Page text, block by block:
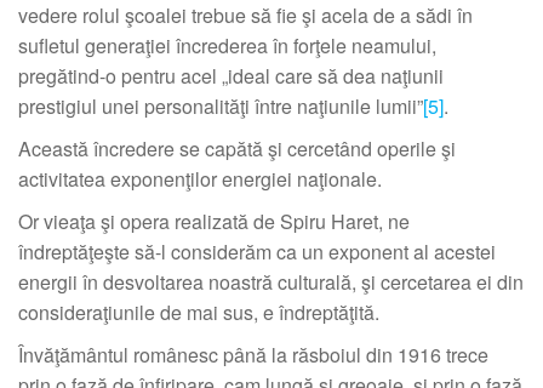
vedere rolul şcoalei trebue să fie şi acela de a sădi în
sufletul generaţiei încrederea în forţele neamului,
pregătind-o pentru acel „ideal care să dea naţiunii
prestigiul unei personalităţi între naţiunile lumii”[5].
Această încredere se capătă şi cercetând operile şi
activitatea exponenţilor energiei naţionale.
Or vieaţa şi opera realizată de Spiru Haret, ne
îndreptăţeşte să-l considerăm ca un exponent al acestei
energii în desvoltarea noastră culturală, şi cercetarea ei din
consideraţiunile de mai sus, e îndreptăţită.
Învăţământul românesc până la răsboiul din 1916 trece